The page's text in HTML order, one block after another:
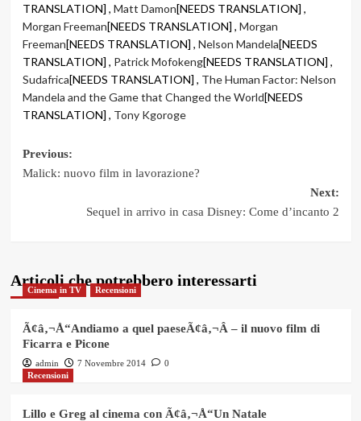
TRANSLATION] , Matt Damon[NEEDS TRANSLATION] ,
Morgan Freeman[NEEDS TRANSLATION] , Morgan
Freeman[NEEDS TRANSLATION] , Nelson Mandela[NEEDS
TRANSLATION] , Patrick Mofokeng[NEEDS TRANSLATION] ,
Sudafrica[NEEDS TRANSLATION] , The Human Factor: Nelson
Mandela and the Game that Changed the World[NEEDS
TRANSLATION] , Tony Kgoroge
Post
Previous:
Malick: nuovo film in lavorazione?
Next:
Sequel in arrivo in casa Disney: Come d’incanto 2
Articoli che potrebbero interessarti
Cinema in TV Recensioni
Ã¢â‚¬Å“Andiamo a quel paeseÃ¢â‚¬Â – il nuovo film di
Ficarra e Picone
admin 7 Novembre 2014
0
Recensioni
Lillo e Greg al cinema con Ã¢â‚¬Å“Un Natale